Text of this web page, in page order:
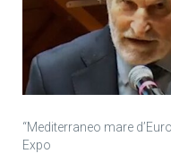
“Mediterraneo mare
Expo